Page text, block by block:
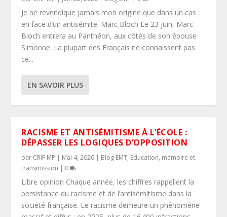
Je ne revendique jamais mon origine que dans un cas :
en face d’un antisémite. Marc Bloch Le 23 juin, Marc
Bloch entrera au Panthéon, aux côtés de son épouse
Simonne. La plupart des Français ne connaissent pas
ce...
EN SAVOIR PLUS
RACISME ET ANTISÉMITISME À L’ÉCOLE :
DÉPASSER LES LOGIQUES D’OPPOSITION
par CRIF MP | Mai 4, 2026 | Blog EMT, Education, mémoire et
transmission | 0
Libre opinion Chaque année, les chiffres rappellent la
persistance du racisme et de l’antisémitisme dans la
société française. Le racisme demeure un phénomène